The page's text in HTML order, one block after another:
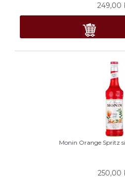
249,00
Monin Orange Spritz
250,00